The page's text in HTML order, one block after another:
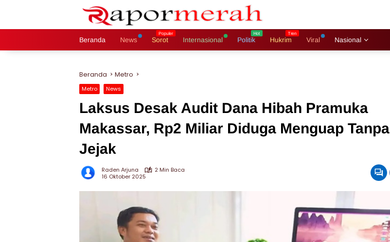
Beranda News Sorot Internasional Politik Hukrim Viral Nasional
Beranda Metro
Metro News
Laksus Desak Audit Dana Hibah Pramuka
Makassar, Rp2 Miliar Diduga Menguap Tanpa
Jejak
Raden Arjuna
2 Min Baca
16 Oktober 2025